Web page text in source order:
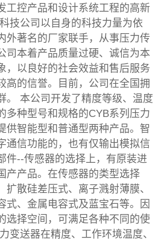
工控产品和设计系统工程的高新
技公司以自身的科技力量为依
外著名的厂家联手，从事压力传
司本着产品质量过硬、诚信为本
，以良好的社会效益和售后服务
高的信誉。目前，公司在全国拥
。 本公司开发了精度等级、温度
多种型号和规格的CYB系列压力
供智能型和普通型两种产品。智
通信功能的，也有仅输出模拟信
件--传感器的选择上，有原装进
产产品。在传感器的类型选择
扩散硅差压式、离子溅射薄膜、
式、金属电容式及蓝宝石等。因
选择空间，可满足各种不同的使
变送器在精度、工作环境温度、